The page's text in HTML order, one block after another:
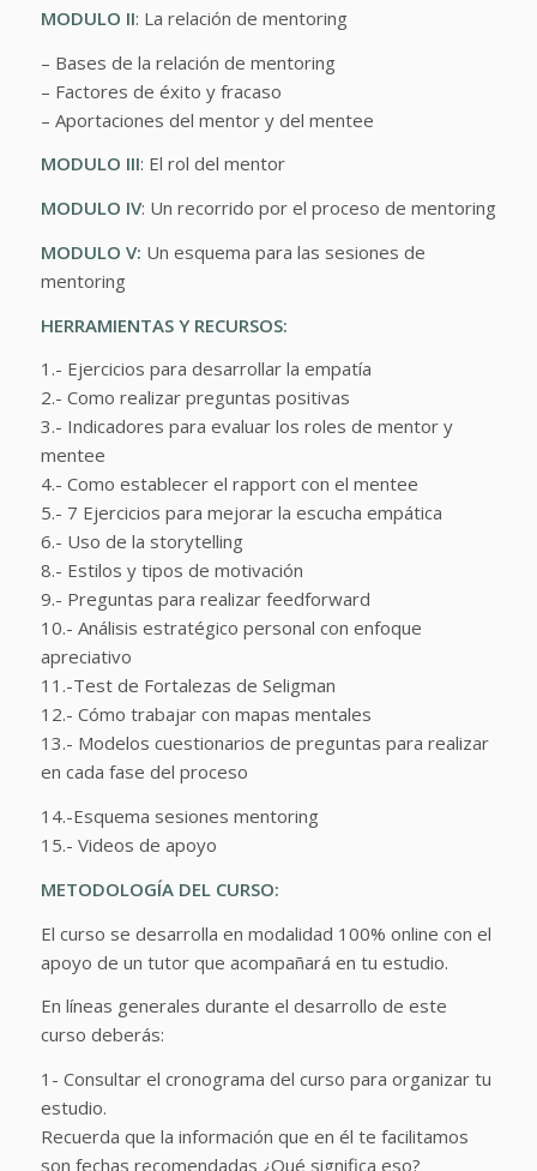
MODULO II: La relación de mentoring
– Bases de la relación de mentoring
– Factores de éxito y fracaso
– Aportaciones del mentor y del mentee
MODULO III: El rol del mentor
MODULO IV: Un recorrido por el proceso de mentoring
MODULO V: Un esquema para las sesiones de
mentoring
HERRAMIENTAS Y RECURSOS:
1.- Ejercicios para desarrollar la empatía
2.- Como realizar preguntas positivas
3.- Indicadores para evaluar los roles de mentor y
mentee
4.- Como establecer el rapport con el mentee
5.- 7 Ejercicios para mejorar la escucha empática
6.- Uso de la storytelling
8.- Estilos y tipos de motivación
9.- Preguntas para realizar feedforward
10.- Análisis estratégico personal con enfoque
apreciativo
11.-Test de Fortalezas de Seligman
12.- Cómo trabajar con mapas mentales
13.- Modelos cuestionarios de preguntas para realizar
en cada fase del proceso
14.-Esquema sesiones mentoring
15.- Videos de apoyo
METODOLOGÍA DEL CURSO:
El curso se desarrolla en modalidad 100% online con el
apoyo de un tutor que acompañará en tu estudio.
En líneas generales durante el desarrollo de este
curso deberás:
1- Consultar el cronograma del curso para organizar tu
estudio.
Recuerda que la información que en él te facilitamos
son fechas recomendadas ¿Qué significa eso?